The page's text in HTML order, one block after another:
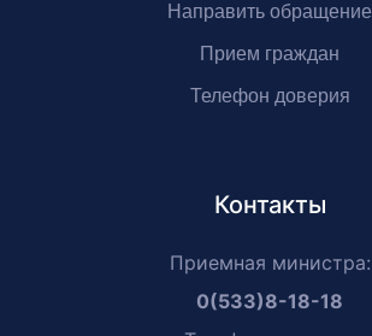
Направить обращение
Прием граждан
Телефон доверия
Контакты
Приемная министра:
0(533)8-18-18